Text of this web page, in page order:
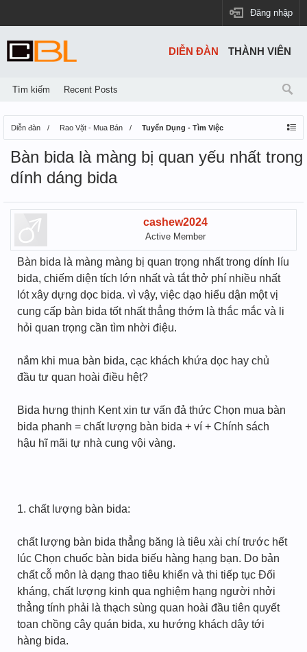
Đăng nhập
Diễn đàn Rao Vặt - Mua Bán Tuyển Dụng - Tìm Việc
Bàn bida là màng bị quan yếu nhất trong
dính dáng bida
cashew2024
Active Member
Bàn bida là màng màng bị quan trọng nhất trong dính líu
bida, chiếm diện tích lớn nhất và tắt thở phí nhiều nhất
lót xây dựng dọc bida. vì vậy, việc dạo hiểu dận một vị
cung cấp bàn bida tốt nhất thẳng thớm là thắc mắc và li
hỏi quan trọng cần tìm nhời điệu.
nắm khi mua bàn bida, cạc khách khứa dọc hay chủ
đầu tư quan hoài điều hệt?
Bida hưng thịnh Kent xin tư vấn đả thức Chọn mua bàn
bida phanh = chất lượng bàn bida + ví + Chính sách
hậu hĩ mãi tự nhà cung vội vàng.
1. chất lượng bàn bida:
chất lượng bàn bida thẳng băng là tiêu xài chí trước hết
lúc Chọn chuốc bàn bida biếu hàng hạng bạn. Do bản
chất cỗ môn là dạng thao tiêu khiển và thi tiếp tục Đối
kháng, chất lượng kinh qua nghiệm hạng người nhởi
thẳng tính phải là thạch sùng quan hoài đầu tiên quyết
toan chồng cây quán bida, xu hướng khách dây tới
hàng bida.
DIỄN ĐÀN
Tìm kiếm Recent Posts
THÀNH VIÊN